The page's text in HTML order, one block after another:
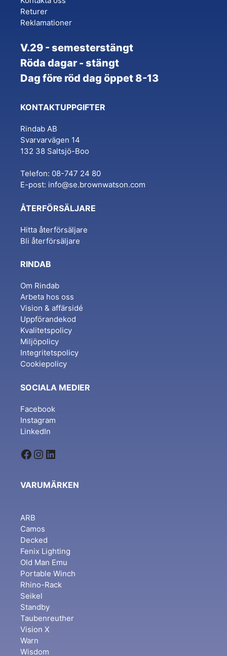
Returer
Reklamationer
V.29 - semesterstängt
Röda dagar - stängt
Dag före röd dag öppet 8-13
KONTAKTUPPGIFTER
Rindab AB
Svarvarvägen 14
132 38 Saltsjö-Boo
Telefon: 08-747 24 80
E-post: info@se.brownwatson.com
ÅTERFÖRSÄLJARE
Hitta återförsäljare
Bli återförsäljare
RINDAB
Om Rindab
Arbeta hos oss
Vision & affärsidé
Uppförandekod
Kvalitetspolicy
Miljöpolicy
Integritetspolicy
Cookiepolicy
SOCIALA MEDIER
Facebook
Instagram
LinkedIn
Facebook
Instagram
LinkedIn
VARUMÄRKEN
ARB
Camos
Decked
Fenix Lighting
Old Man Emu
Portable Winch
Rhino-Rack
Seikel
Standby
Taubenreuther
Vision X
Warn
Wisdom